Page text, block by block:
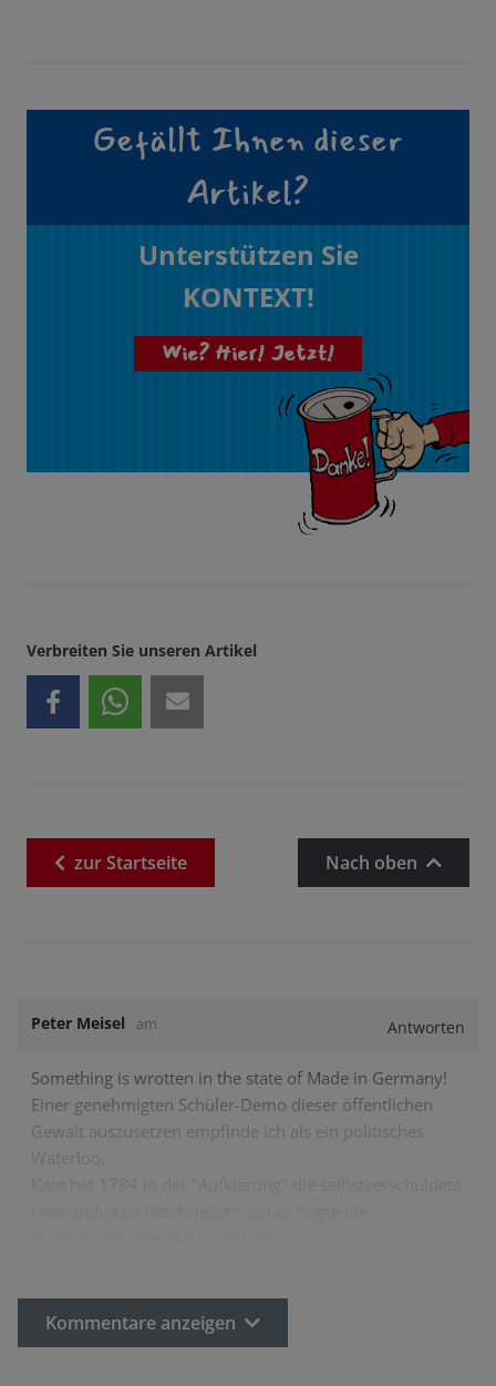
Gefällt Ihnen dieser
Artikel?
Unterstützen Sie
KONTEXT!
Wie? Hier! Jetzt!
Verbreiten Sie unseren Artikel
zurStartseite Nach oben
Peter Meisel am Antworten
Something is wrotten in the state of Made in Germany!
Einer genehmigten Schüler-Demo dieser öffentlichen
Gewalt auszusetzen empfinde ich als ein politisches
Kommentare anzeigen